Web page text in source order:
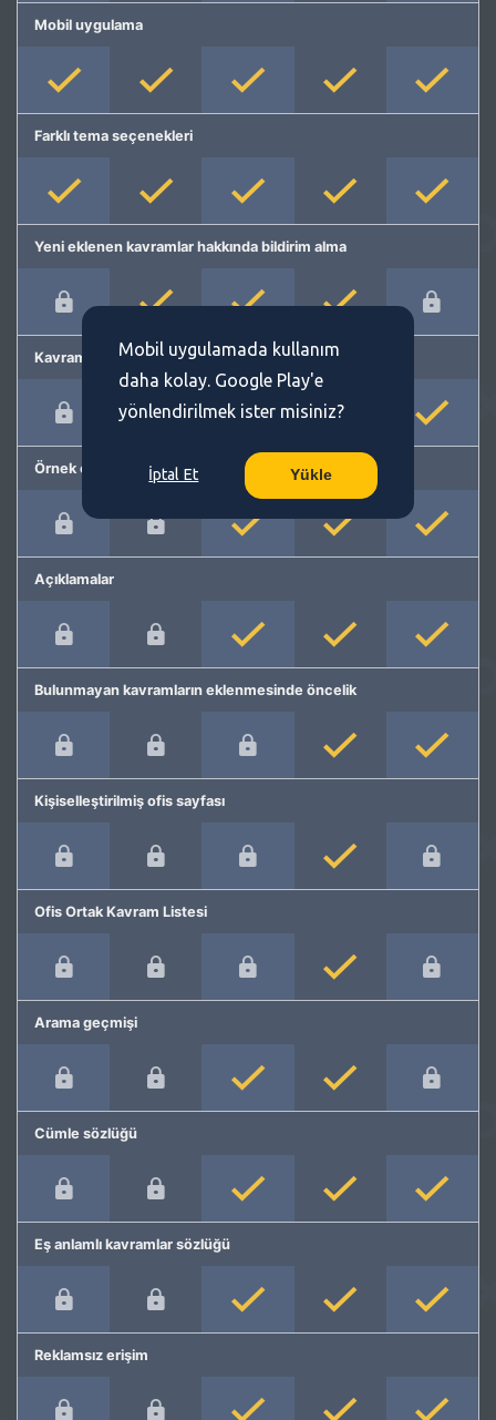
Mobil uygulama
Farklı tema seçenekleri
Yeni eklenen kavramlar hakkında bildirim alma
Kavram önerme
Örnek cümleler
Açıklamalar
Bulunmayan kavramların eklenmesinde öncelik
Kişiselleştirilmiş ofis sayfası
Ofis Ortak Kavram Listesi
Arama geçmişi
Cümle sözlüğü
Eş anlamlı kavramlar sözlüğü
Reklamsız erişim
Mobil uygulamada kullanım
daha kolay. Google Play'e
yönlendirilmek ister misiniz?
İptal Et Yükle